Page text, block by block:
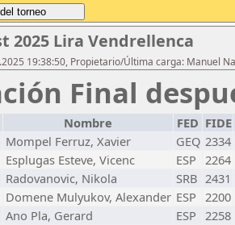
2025 Lira Vendrellenca
19:38:50, Propietario/Última carga: Manuel
Final
Nombre FED FIDE
Mompel Ferruz, Xavier GEQ 2334
Esplugas Esteve, Vicenc ESP 2264
Radovanovic, Nikola SRB 2431
Domene Mulyukov, Alexander ESP 2200
Ano Pla, Gerard ESP 2258